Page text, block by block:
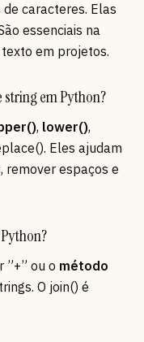
caracteres. Elas
essenciais na
em projetos.
em Python?
, lower(),
Eles ajudam
remover espaços e
”+” ou o método
O join() é